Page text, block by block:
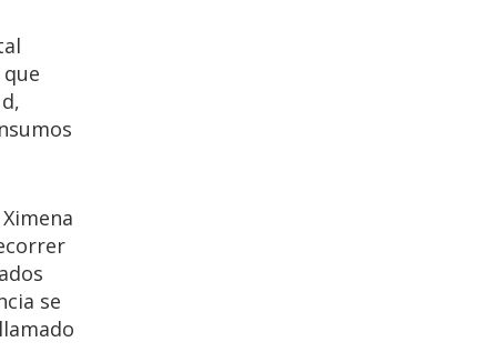
se